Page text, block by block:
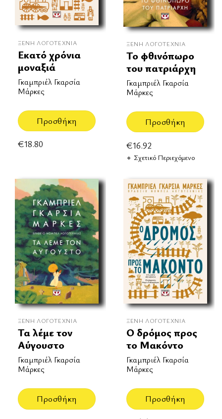
ΞΈΝΗ ΛΟΓΟΤΕΧΝΊΑ
Εκατό χρόνια
μοναξιά
Γκαμπριέλ Γκαρσία
Μάρκες
Προσθήκη
€18.80
ΞΈΝΗ ΛΟΓΟΤΕΧΝΊΑ
Το φθινόπωρο
του πατριάρχη
Γκαμπριέλ Γκαρσία
Μάρκες
Προσθήκη
€16.92
Σχετικό Περιεχόμενο
ΞΈΝΗ ΛΟΓΟΤΕΧΝΊΑ
Τα λέμε τον
Αύγουστο
Γκαμπριέλ Γκαρσία
Μάρκες
Προσθήκη
ΞΈΝΗ ΛΟΓΟΤΕΧΝΊΑ
Ο δρόμος προς
το Μακόντο
Γκαμπριέλ Γκαρσία
Μάρκες
Προσθήκη